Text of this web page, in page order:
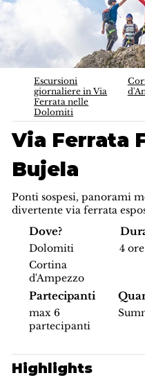
Escursioni
giornaliere in Via
Ferrata nelle
Dolomiti
Via Ferrata
Bujela
Ponti sospesi, panorami
divertente via ferrata
Dove?
Dolomiti
Cortina
d'Ampezzo
4 ore
Partecipanti
max 6
partecipanti
Highlights